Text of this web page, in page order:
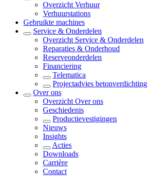
Overzicht Verhuur
Verhuurstations
Gebruikte machines
Service & Onderdelen
Overzicht Service & Onderdelen
Reparaties & Onderhoud
Reserveonderdelen
Financiering
Telematica
Projectadvies betonverdichting
Over ons
Overzicht Over ons
Geschiedenis
Productievestigingen
Nieuws
Insights
Acties
Downloads
Carrière
Contact